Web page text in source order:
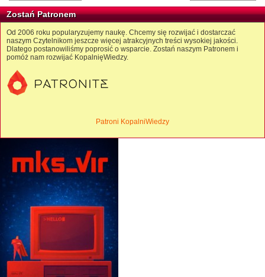
Zostań Patronem
Od 2006 roku popularyzujemy naukę. Chcemy się rozwijać i dostarczać
naszym Czytelnikom jeszcze więcej atrakcyjnych treści wysokiej jakości.
Dlatego postanowiliśmy poprosić o wsparcie. Zostań naszym Patronem i
pomóż nam rozwijać KopalnięWiedzy.
Patroni KopalniWiedzy